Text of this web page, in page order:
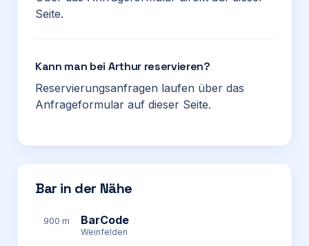
Seite.
Kann man bei Arthur reservieren?
Reservierungsanfragen laufen über das
Anfrageformular auf dieser Seite.
Bar in der Nähe
900 m BarCode
Weinfelden